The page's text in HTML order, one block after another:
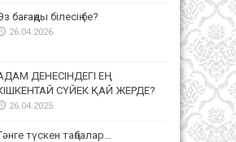
бағаңды білесің бе?
26.04.2026
ДЕНЕСІНДЕГІ ЕҢ
СҮЙЕК ҚАЙ ЖЕРДЕ?
26.04.2025
түскен таңбалар…